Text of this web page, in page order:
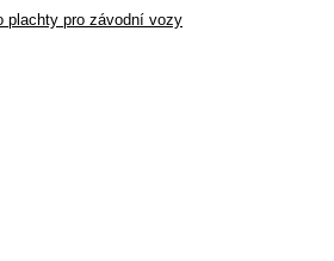
plachty pro závodní vozy